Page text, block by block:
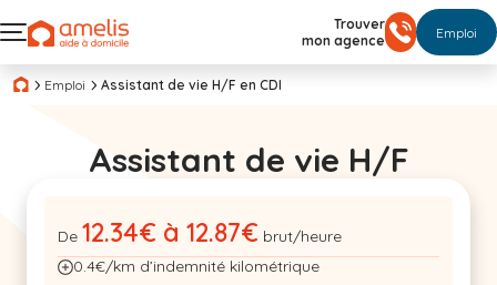
Trouver
mon agence
Emploi
Emploi Assistant de vie H/F en CDI
Assistant de vie H/F
De 12.34€ à 12.87€ brut/heure
0.4€/km d’indemnité kilométrique